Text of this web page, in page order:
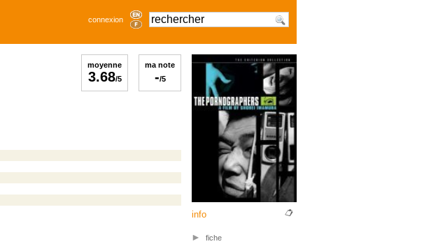
connexion
ma note
-/5
moyenne
3.68/5
info
fiche